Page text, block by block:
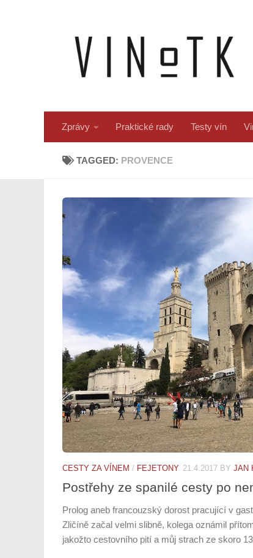
Zprávy Praktické rady Testy vín
TAGGED: PROVENCE
CESTY ZA VÍNEM / FEJETONY 21.4.2017 BY JAN
Postřehy ze spanilé cesty po
Prolog aneb francouzský dorost pracující v
Zličíně začal velmi slibně, kolega oznámil
jakožto cestovního pití a můj strach ze skoro